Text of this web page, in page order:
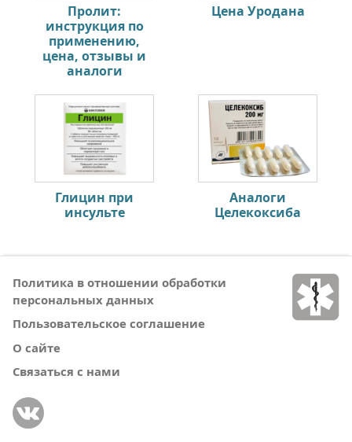
Пролит:
инструкция по
применению,
цена, отзывы и
аналоги
Цена Уродана
Глицин при
инсульте
Аналоги
Целекоксиба
Политика в отношении обработки
персональных данных
Пользовательское соглашение
О сайте
Связаться с нами